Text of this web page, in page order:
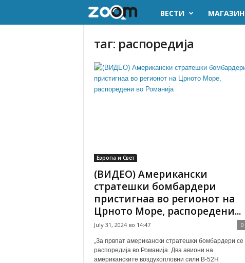
m
ВЕСТИ МАГАЗИН
таг: распоредија
Европа и Свет
(ВИДЕО) Американски
стратешки бомбардери
пристигнаа во регионот на
Црното Море, распоредени...
July 31, 2024 во 14:47 0
„За првпат американски стратешки бомбардери се
распоредија во Романија. Два авиони на
американските воздухопловни сили B-52H